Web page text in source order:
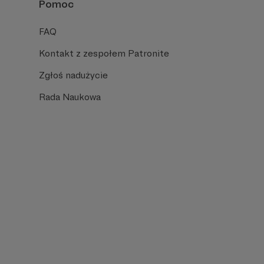
Pomoc
FAQ
Kontakt z zespołem Patronite
Zgłoś nadużycie
Rada Naukowa